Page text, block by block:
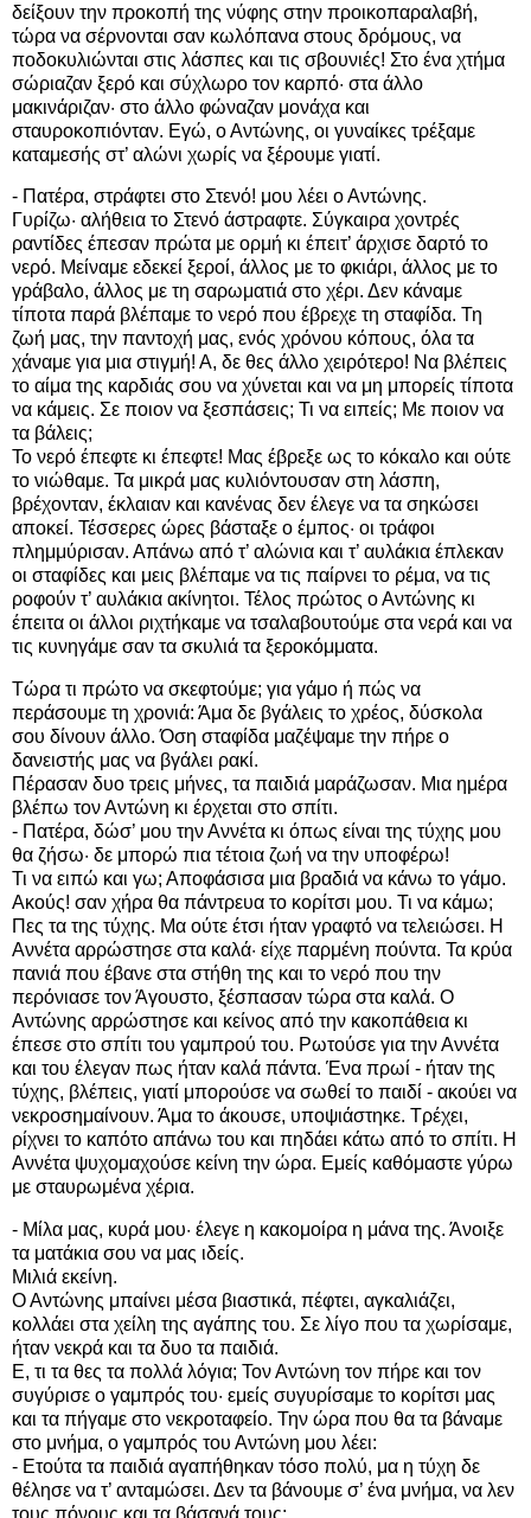
δείξουν την προκοπή της νύφης στην προικοπαραλαβή,
τώρα να σέρνονται σαν κωλόπανα στους δρόμους, να
ποδοκυλιώνται στις λάσπες και τις σβουνιές! Στο ένα χτήμα
σώριαζαν ξερό και σύχλωρο τον καρπό· στα άλλο
μακινάριζαν· στο άλλο φώναζαν μονάχα και
σταυροκοπιόνταν. Εγώ, ο Αντώνης, οι γυναίκες τρέξαμε
καταμεσής στ’ αλώνι χωρίς να ξέρουμε γιατί.
- Πατέρα, στράφτει στο Στενό! μου λέει ο Αντώνης.
Γυρίζω· αλήθεια το Στενό άστραφτε. Σύγκαιρα χοντρές
ραντίδες έπεσαν πρώτα με ορμή κι έπειτ’ άρχισε δαρτό το
νερό. Μείναμε εδεκεί ξεροί, άλλος με το φκιάρι, άλλος με το
γράβαλο, άλλος με τη σαρωματιά στο χέρι. Δεν κάναμε
τίποτα παρά βλέπαμε το νερό που έβρεχε τη σταφίδα. Τη
ζωή μας, την παντοχή μας, ενός χρόνου κόπους, όλα τα
χάναμε για μια στιγμή! Α, δε θες άλλο χειρότερο! Να βλέπεις
το αίμα της καρδιάς σου να χύνεται και να μη μπορείς τίποτα
να κάμεις. Σε ποιον να ξεσπάσεις; Τι να ειπείς; Με ποιον να
τα βάλεις;
Το νερό έπεφτε κι έπεφτε! Μας έβρεξε ως το κόκαλο και ούτε
το νιώθαμε. Τα μικρά μας κυλιόντουσαν στη λάσπη,
βρέχονταν, έκλαιαν και κανένας δεν έλεγε να τα σηκώσει
αποκεί. Τέσσερες ώρες βάσταξε ο έμπος· οι τράφοι
πλημμύρισαν. Απάνω από τ’ αλώνια και τ’ αυλάκια έπλεκαν
οι σταφίδες και μεις βλέπαμε να τις παίρνει το ρέμα, να τις
ροφούν τ’ αυλάκια ακίνητοι. Τέλος πρώτος ο Αντώνης κι
έπειτα οι άλλοι ριχτήκαμε να τσαλαβουτούμε στα νερά και να
τις κυνηγάμε σαν τα σκυλιά τα ξεροκόμματα.
Τώρα τι πρώτο να σκεφτούμε; για γάμο ή πώς να
περάσουμε τη χρονιά: Άμα δε βγάλεις το χρέος, δύσκολα
σου δίνουν άλλο. Όση σταφίδα μαζέψαμε την πήρε ο
δανειστής μας να βγάλει ρακί.
Πέρασαν δυο τρεις μήνες, τα παιδιά μαράζωσαν. Μια ημέρα
βλέπω τον Αντώνη κι έρχεται στο σπίτι.
- Πατέρα, δώσ’ μου την Αννέτα κι όπως είναι της τύχης μου
θα ζήσω· δε μπορώ πια τέτοια ζωή να την υποφέρω!
Τι να ειπώ και γω; Αποφάσισα μια βραδιά να κάνω το γάμο.
Ακούς! σαν χήρα θα πάντρευα το κορίτσι μου. Τι να κάμω;
Πες τα της τύχης. Μα ούτε έτσι ήταν γραφτό να τελειώσει. Η
Αννέτα αρρώστησε στα καλά· είχε παρμένη πούντα. Τα κρύα
πανιά που έβανε στα στήθη της και το νερό που την
περόνιασε τον Άγουστο, ξέσπασαν τώρα στα καλά. Ο
Αντώνης αρρώστησε και κείνος από την κακοπάθεια κι
έπεσε στο σπίτι του γαμπρού του. Ρωτούσε για την Αννέτα
και του έλεγαν πως ήταν καλά πάντα. Ένα πρωί - ήταν της
τύχης, βλέπεις, γιατί μπορούσε να σωθεί το παιδί - ακούει να
νεκροσημαίνουν. Άμα το άκουσε, υποψιάστηκε. Τρέχει,
ρίχνει το καπότο απάνω του και πηδάει κάτω από το σπίτι. Η
Αννέτα ψυχομαχούσε κείνη την ώρα. Εμείς καθόμαστε γύρω
με σταυρωμένα χέρια.
- Μίλα μας, κυρά μου· έλεγε η κακομοίρα η μάνα της. Άνοιξε
τα ματάκια σου να μας ιδείς.
Μιλιά εκείνη.
Ο Αντώνης μπαίνει μέσα βιαστικά, πέφτει, αγκαλιάζει,
κολλάει στα χείλη της αγάπης του. Σε λίγο που τα χωρίσαμε,
ήταν νεκρά και τα δυο τα παιδιά.
Ε, τι τα θες τα πολλά λόγια; Τον Αντώνη τον πήρε και τον
συγύρισε ο γαμπρός του· εμείς συγυρίσαμε το κορίτσι μας
και τα πήγαμε στο νεκροταφείο. Την ώρα που θα τα βάναμε
στο μνήμα, ο γαμπρός του Αντώνη μου λέει:
- Ετούτα τα παιδιά αγαπήθηκαν τόσο πολύ, μα η τύχη δε
θέλησε να τ’ ανταμώσει. Δεν τα βάνουμε σ’ ένα μνήμα, να λεν